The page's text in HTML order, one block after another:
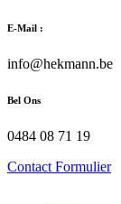
Zum
wechseln
E-Mail :
info@hekmann.be
Bel Ons
0484 08 71 19
Contact Formulier